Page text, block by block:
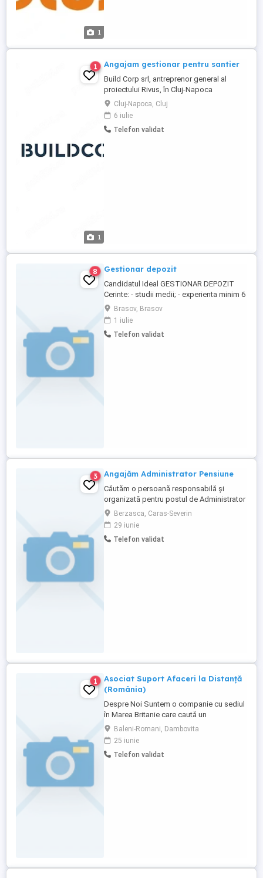
1
1
1 Angajam gestionar pentru santier
Build Corp srl, antreprenor general al
proiectului Rivus, în Cluj-Napoca
angajează Gestionar de Șantier, pentru
lucrări temporare și definitive aferente
șantierului. Responsabilități principale:
Asigură gestionarea fizică și scriptică a
Cluj-Napoca, Cluj
6 iulie
Telefon validat
8 Gestionar depozit
Candidatul Ideal GESTIONAR DEPOZIT
Cerinte: - studii medii; - experienta minim 6
luni intr-un post similar; - persoana
organizata, atentie la detalii; - atestat de
stivuitorist constituie avantaj Descrierea
jobului Responsabilitati: - receptia,
Brasov, Brasov
1 iulie
Telefon validat
3 Angajăm Administrator Pensiune
Căutăm o persoană responsabilă și
organizată pentru postul de Administrator
Pensiune. Cerințe: Cunoștințe de gestiune
și evidență stocuri; Abilități de organizare
și coordonare; Cunoștințe de operare PC;
Seriozitate și atenție la detalii; Experiența
Berzasca, Caras-Severin
29 iunie
Telefon validat
1
Asociat Suport Afaceri la Distanță
(România)
Despre Noi Suntem o companie cu sediul
în Marea Britanie care caută un
profesionist de încredere în România
pentru a oferi suport administrativ și de
afaceri la distanță. Aceasta este o
oportunitate flexibilă part-time, potrivită
Baleni-Romani, Dambovita
25 iunie
Telefon validat